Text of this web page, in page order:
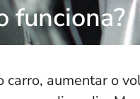
funciona?
carro, aumentar o